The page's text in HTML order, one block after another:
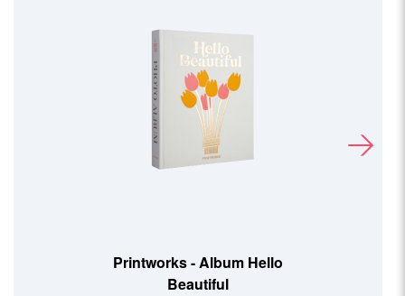
Printworks - Album Hello
Beautiful